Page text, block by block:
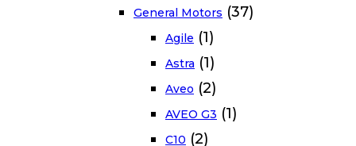
General Motors (37)
Agile (1)
Astra (1)
Aveo (2)
AVEO G3 (1)
C10 (2)